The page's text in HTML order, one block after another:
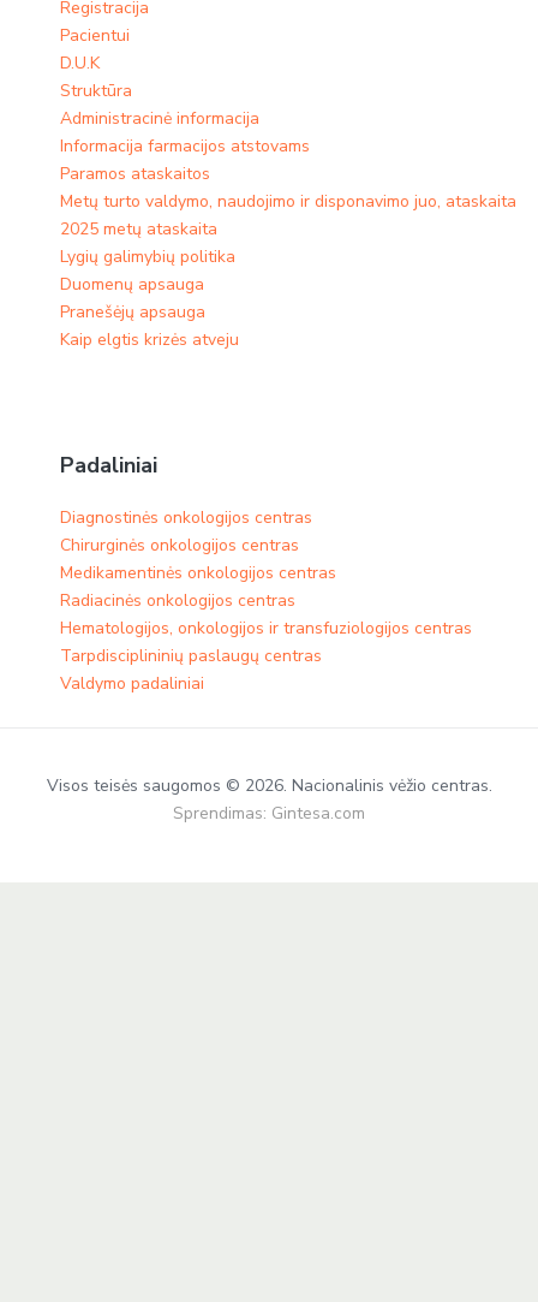
Registracija
Pacientui
D.U.K
Struktūra
Administracinė informacija
Informacija farmacijos atstovams
Paramos ataskaitos
Metų turto valdymo, naudojimo ir disponavimo juo, ataskaita
2025 metų ataskaita
Lygių galimybių politika
Duomenų apsauga
Pranešėjų apsauga
Kaip elgtis krizės atveju
Padaliniai
Diagnostinės onkologijos centras
Chirurginės onkologijos centras
Medikamentinės onkologijos centras​
Radiacinės onkologijos centras
Hematologijos, onkologijos ir transfuziologijos centras
Tarpdisciplininių paslaugų centras
Valdymo padaliniai
Visos teisės saugomos © 2026. Nacionalinis vėžio centras.
Sprendimas: Gintesa.com